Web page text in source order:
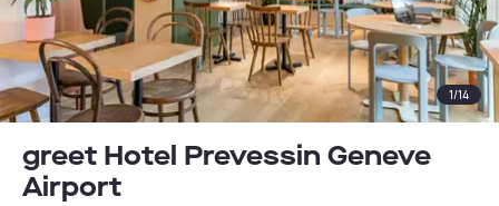
1/14
greet Hotel Prevessin Geneve
Airport